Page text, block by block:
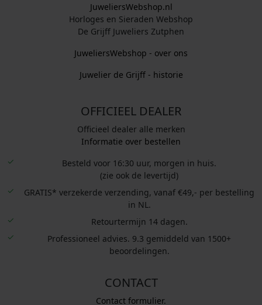
JuweliersWebshop.nl
Horloges en Sieraden Webshop
De Grijff Juweliers Zutphen
JuweliersWebshop - over ons
Juwelier de Grijff - historie
OFFICIEEL DEALER
Officieel dealer alle merken
Informatie over bestellen
Besteld voor 16:30 uur, morgen in huis.
(zie ook de levertijd)
GRATIS* verzekerde verzending, vanaf €49,- per bestelling
in NL.
Retourtermijn 14 dagen.
Professioneel advies. 9.3 gemiddeld van 1500+
beoordelingen.
CONTACT
Contact formulier.